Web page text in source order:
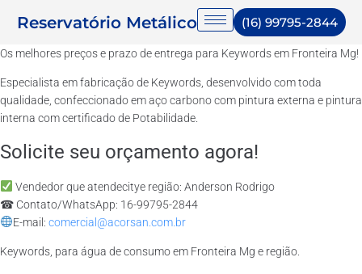
Reservatório Metálico (16) 99795-2844
Os melhores preços e prazo de entrega para Keywords em Fronteira Mg!
Especialista em fabricação de Keywords, desenvolvido com toda
qualidade, confeccionado em aço carbono com pintura externa e pintura
interna com certificado de Potabilidade.
Solicite seu orçamento agora!
Vendedor que atendecitye região: Anderson Rodrigo
☎ Contato/WhatsApp: 16-99795-2844
E-mail: comercial@acorsan.com.br
Keywords, para água de consumo em Fronteira Mg e região.